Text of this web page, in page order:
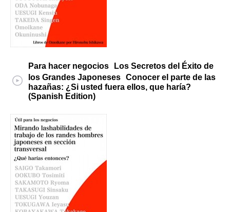
Para hacer negocios Los Secretos del Éxito de
los Grandes Japoneses Conocer el parte de las
hazañas: ¿Si usted fuera ellos, que haría?
(Spanish Edition)